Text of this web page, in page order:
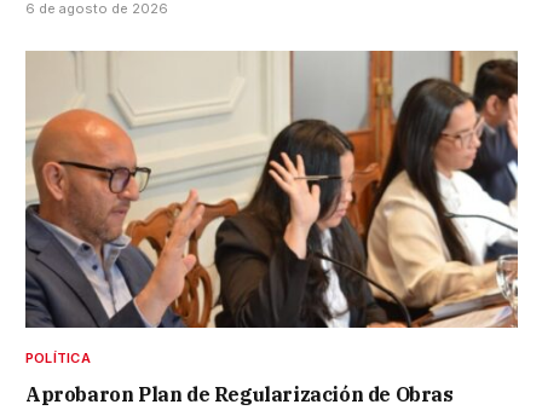
6 de agosto de 2026
POLÍTICA
Aprobaron Plan de Regularización de Obras